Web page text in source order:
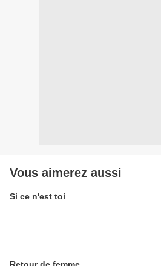
Vous aimerez aussi
Si ce n'est toi